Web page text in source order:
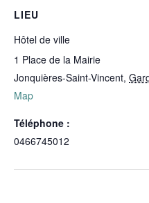
LIEU
Hôtel de ville
1 Place de la Mairie
Jonquières-Saint-Vincent,
Map
Téléphone :
0466745012